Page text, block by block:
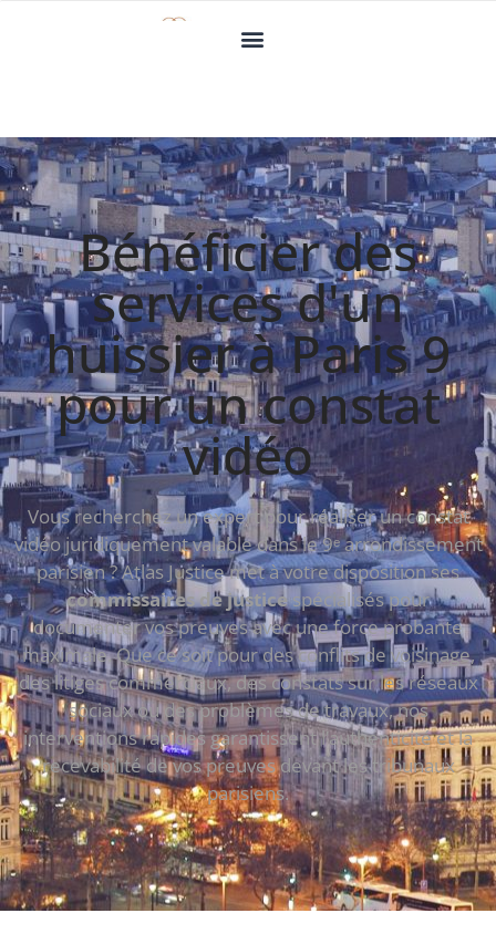
Bénéficier des
services d'un
huissier à Paris 9
pour un constat
vidéo
Vous recherchez un expert pour réaliser un constat
vidéo juridiquement valable dans le 9ᵉ arrondissement
parisien ? Atlas Justice met à votre disposition ses
commissaires de justicespécialisés pour
documenter vos preuves avec une force probante
maximale. Que ce soit pour des conflits de voisinage,
des litiges commerciaux, des constats sur les réseaux
sociaux ou des problèmes de travaux, nos
interventions rapides garantissent l’authenticité et la
recevabilité de vos preuves devant les tribunaux
parisiens.